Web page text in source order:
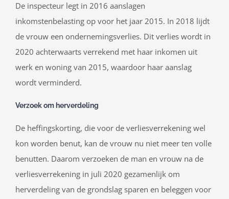
De inspecteur legt in 2016 aanslagen
inkomstenbelasting op voor het jaar 2015. In 2018 lijdt
de vrouw een ondernemingsverlies. Dit verlies wordt in
2020 achterwaarts verrekend met haar inkomen uit
werk en woning van 2015, waardoor haar aanslag
wordt verminderd.
Verzoek om herverdeling
De heffingskorting, die voor de verliesverrekening wel
kon worden benut, kan de vrouw nu niet meer ten volle
benutten. Daarom verzoeken de man en vrouw na de
verliesverrekening in juli 2020 gezamenlijk om
herverdeling van de grondslag sparen en beleggen voor